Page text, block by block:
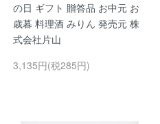
の日 ギフト 贈答品 お中元 お
歳暮 料理酒 みりん 発売元 株
式会社片山
3,135円(税285円)